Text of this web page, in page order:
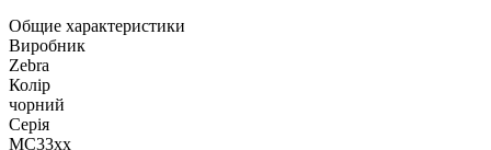
Общие характеристики
Виробник
Zebra
Колір
чорний
Серія
MC33xx